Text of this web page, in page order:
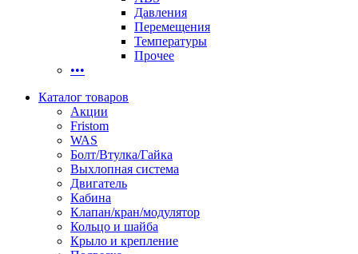
Давления
Перемещения
Температуры
Прочее
•••
Каталог товаров
Акции
Fristom
WAS
Болт/Втулка/Гайка
Выхлопная система
Двигатель
Кабина
Клапан/кран/модулятор
Кольцо и шайба
Крыло и крепление